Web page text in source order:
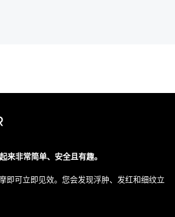
来非常简单、安全且有趣。
即可立即见效。您会发现浮肿、发红和细纹立